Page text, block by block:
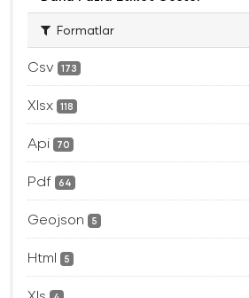
Formatlar
Csv 173
Xlsx 118
Api 70
Pdf 64
Geojson 5
Html 5